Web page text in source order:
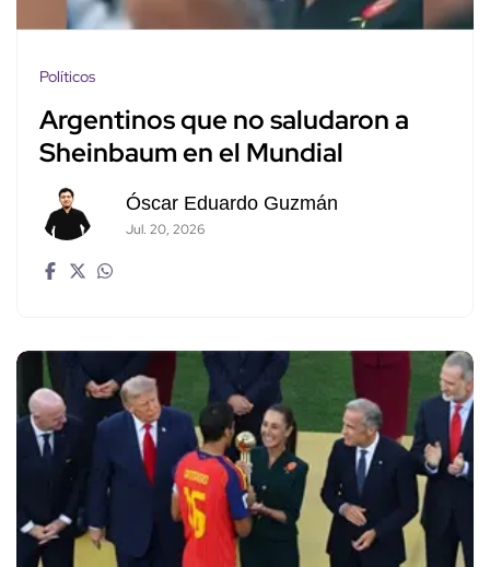
Políticos
Argentinos que no saludaron a
Sheinbaum en el Mundial
Óscar Eduardo Guzmán
Jul. 20, 2026